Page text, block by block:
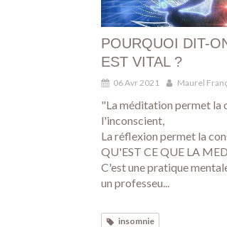
POURQUOI DIT-
EST VITAL ?
06 Avr 2021 Maurel
"La méditation permet la
l'inconscient,
La réflexion permet la
QU'EST CE QUE LA
C'est une pratique
un professeu...
insomnie